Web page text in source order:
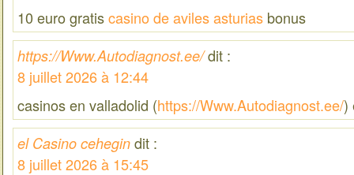
10 euro gratiscasino de aviles asturias bonus
https://Www.Autodiagnost.ee/ dit :
8 juillet 2026 à 12:44
casinos en valladolid (https://Www.Autodiagnost.ee/)
el Casino cehegin dit :
8 juillet 2026 à 15:45